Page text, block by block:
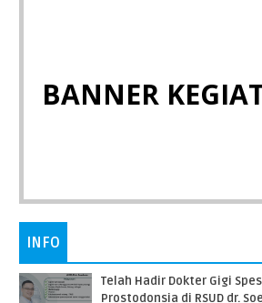
BANNER
INFO
Telah Hadir Dokter Gigi
Prostodonsia di RSUD dr.